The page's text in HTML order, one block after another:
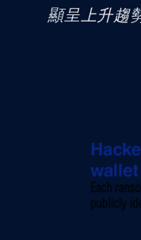
顯呈上升趨